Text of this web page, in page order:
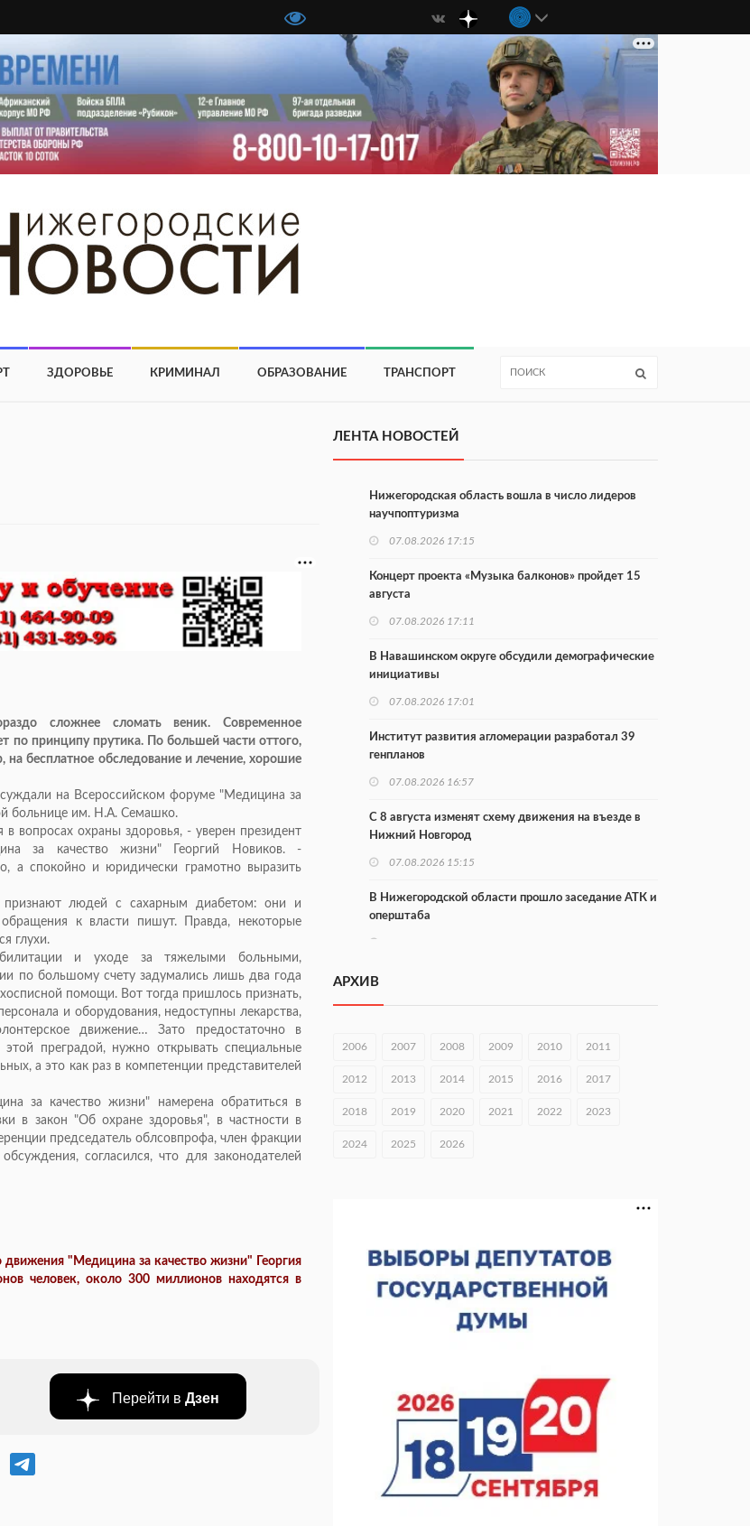
ЗДОРОВЬЕ КРИМИНАЛ ОБРАЗОВАНИЕ ТРАНСПОРТ
сложнее сломать веник. Современное
по принципу прутика. По большей части оттого,
бесплатное обследование и лечение, хорошие
на Всероссийском форуме "Медицина за
больнице им. Н.А. Семашко.
вопросах охраны здоровья, - уверен президент
за качество жизни" Георгий Новиков. -
а спокойно и юридически грамотно выразить
людей с сахарным диабетом: они и
к власти пишут. Правда, некоторые
глухи.
и уходе за тяжелыми больными,
по большому счету задумались лишь два года
помощи. Вот тогда пришлось признать,
и оборудования, недоступны лекарства,
движение… Зато предостаточно в
преградой, нужно открывать специальные
а это как раз в компетенции представителей
за качество жизни" намерена обратиться в
в закон "Об охране здоровья", в частности в
председатель облсовпрофа, член фракции
согласился, что для законодателей
"Медицина за качество жизни" Георгия
человек, около 300 миллионов находятся в
Перейти в Дзен
ЛЕНТА НОВОСТЕЙ
Нижегородская область вошла в число лидеров
научпоптуризма
07.08.2026 17:15
Концерт проекта «Музыка балконов» пройдет 15
августа
07.08.2026 17:11
В Навашинском округе обсудили демографические
инициативы
07.08.2026 17:01
Институт развития агломерации разработал 39
генпланов
07.08.2026 16:57
С 8 августа изменят схему движения на въезде в
Нижний Новгород
07.08.2026 15:15
В Нижегородской области прошло заседание АТК и
оперштаба
В Чкаловске спустили на воду «Метеор-120Р»
07.08.2026 14:01
В Нижегородской области выбрали лучшего
07.08.2026 13:48
строителя
07.08.2026 12:15
В Нижнем Новгороде прошло совещание
Росгвардии
07.08.2026 12:04
Кратковременные перерывы вещания
телерадиопрограмм ожидаются в Нижнем
Новгороде до 16 августа в связи с покраской
телебашни
07.08.2026 11:20
АРХИВ
2006 2007 2008 2009 2010 2011
2012 2013 2014 2015 2016 2017
2018 2019 2020 2021 2022 2023
2024 2025 2026